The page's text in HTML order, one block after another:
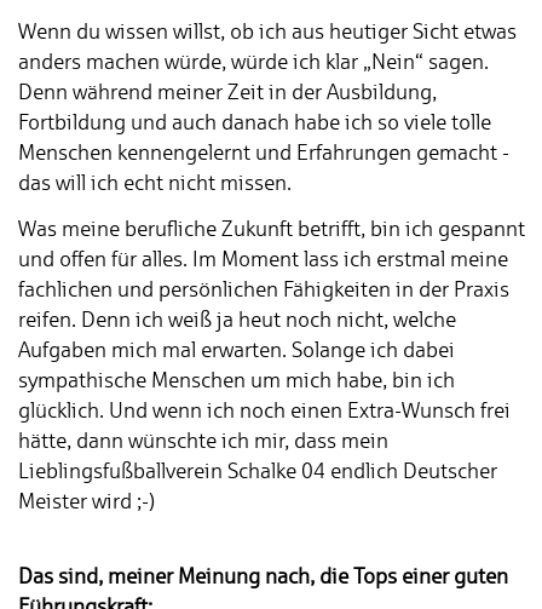
Wenn du wissen willst, ob ich aus heutiger Sicht etwas
anders machen würde, würde ich klar „Nein“ sagen.
Denn während meiner Zeit in der Ausbildung,
Fortbildung und auch danach habe ich so viele tolle
Menschen kennengelernt und Erfahrungen gemacht -
das will ich echt nicht missen.
Was meine berufliche Zukunft betrifft, bin ich gespannt
und offen für alles. Im Moment lass ich erstmal meine
fachlichen und persönlichen Fähigkeiten in der Praxis
reifen. Denn ich weiß ja heut noch nicht, welche
Aufgaben mich mal erwarten. Solange ich dabei
sympathische Menschen um mich habe, bin ich
glücklich. Und wenn ich noch einen Extra-Wunsch frei
hätte, dann wünschte ich mir, dass mein
Lieblingsfußballverein Schalke 04 endlich Deutscher
Meister wird ;-)
Das sind, meiner Meinung nach, die Tops einer guten